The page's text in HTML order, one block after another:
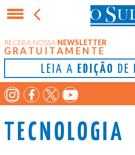
RECEBA NOSSA NEWSLETTER
GRATUITAMENTE
LEIA A EDIÇÃO DE
TECNOLOGIA